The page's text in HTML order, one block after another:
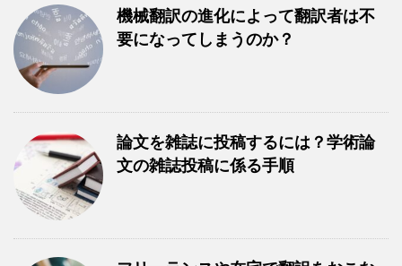
機械翻訳の進化によって翻訳者は不
要になってしまうのか？
論文を雑誌に投稿するには？学術論
文の雑誌投稿に係る手順